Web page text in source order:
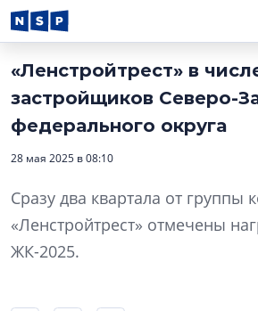
«Ленстройтрест» в
застройщиков Северо-
федерального округа
28 мая 2025 в 08:10
Сразу два квартала от группы
«Ленстройтрест» отмечены
ЖК-2025.